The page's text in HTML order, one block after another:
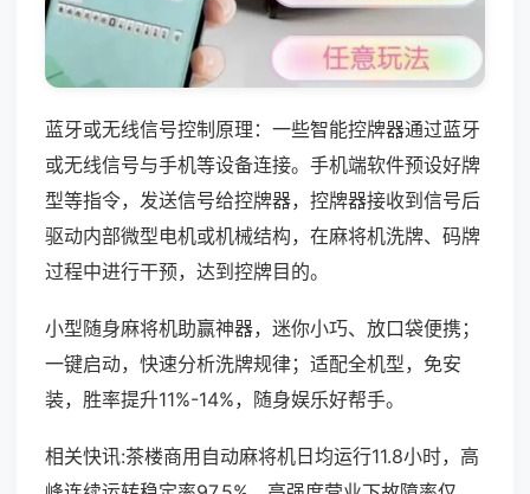
蓝牙或无线信号控制原理：一些智能控牌器通过蓝牙
或无线信号与手机等设备连接。手机端软件预设好牌
型等指令，发送信号给控牌器，控牌器接收到信号后
驱动内部微型电机或机械结构，在麻将机洗牌、码牌
过程中进行干预，达到控牌目的。
小型随身麻将机助赢神器，迷你小巧、放口袋便携；
一键启动，快速分析洗牌规律；适配全机型，免安
装，胜率提升11%-14%，随身娱乐好帮手。
相关快讯:茶楼商用自动麻将机日均运行11.8小时，高